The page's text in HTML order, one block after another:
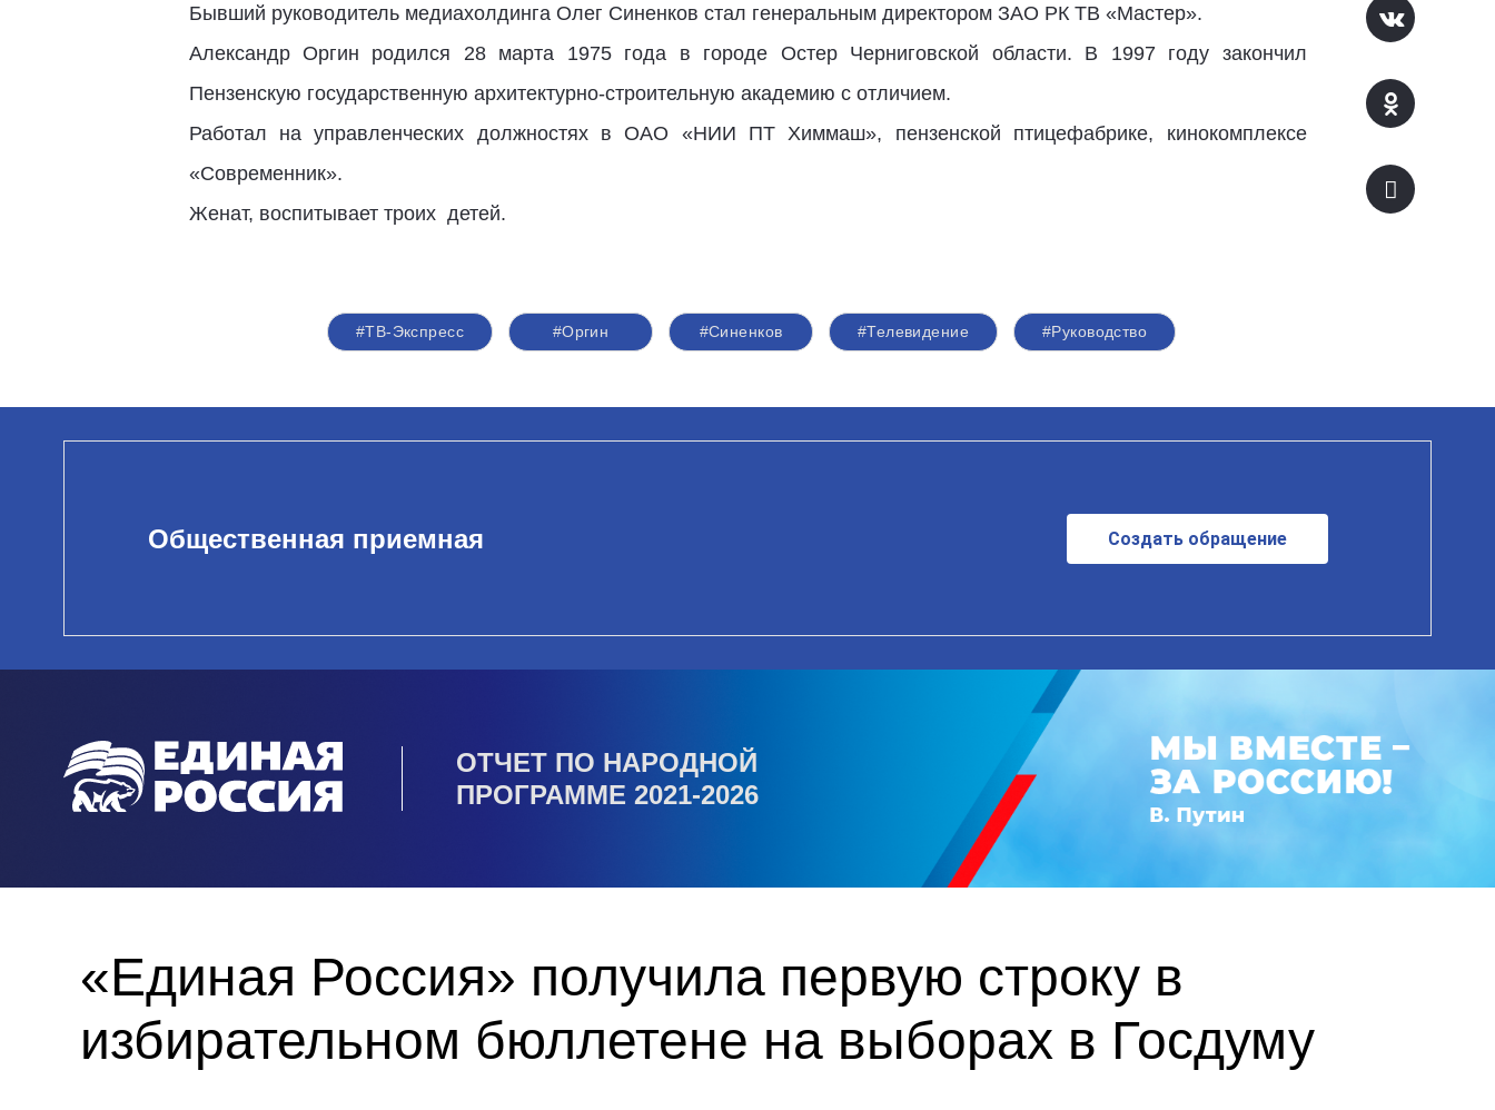
Бывший руководитель медиахолдинга Олег Синенков стал генеральным директором ЗАО РК ТВ «Мастер».
Александр Оргин родился 28 марта 1975 года в городе Остер Черниговской области. В 1997 году закончил
Пензенскую государственную архитектурно-строительную академию с отличием.
Работал на управленческих должностях в ОАО «НИИ ПТ Химмаш», пензенской птицефабрике, кинокомплексе
«Современник».
Женат, воспитывает троих детей.
#ТВ-Экспресс #Оргин #Синенков #Телевидение #Руководство
Общественная приемная Создать обращение
ОТЧЕТ ПО НАРОДНОЙ
ПРОГРАММЕ 2021-2026
«Единая Россия» получила первую строку в
избирательном бюллетене на выборах в Госдуму